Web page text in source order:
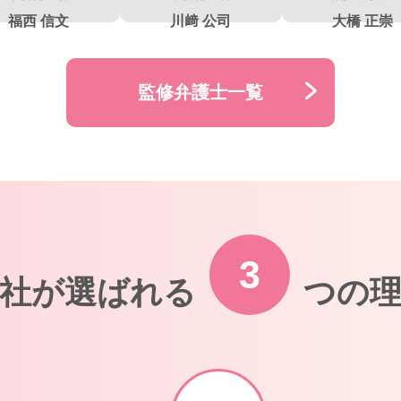
福西 信文 川﨑 公司 大橋 正崇
監修弁護士一覧
が選ばれる 3 つの